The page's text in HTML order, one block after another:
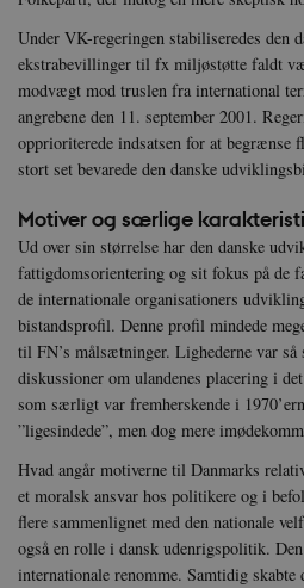
Under VK-regeringen stabiliseredes
ekstrabevillinger til fx miljøstøtte faldt
modvægt mod truslen fra international
angrebene den 11. september 2001.
opprioriterede indsatsen for at
stort set bevarede den danske
Motiver og særlige
Ud over sin størrelse har den danske
fattigdomsorientering og sit fokus på de
de internationale organisationers
bistandsprofil. Denne profil mindede
til FN’s målsætninger. Lighederne var
diskussioner om ulandenes placering i
som særligt var fremherskende i
”ligesindede”, men dog mere
Hvad angår motiverne til Danmarks
et moralsk ansvar hos politikere og i
flere sammenlignet med den nationale
også en rolle i dansk udenrigspolitik.
internationale renomme. Samtidig